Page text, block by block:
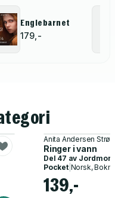
Englebarnet
179,-
Anita Andersen
Ringer i vann
Del 47 av Jordmor
Pocket| Norsk,
139,-